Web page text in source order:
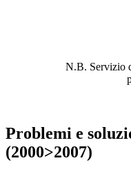
N.B. Servizio
Problemi e
(2000>2007)